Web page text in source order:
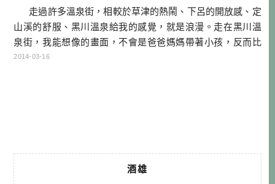
走過許多溫泉街，相較於草津的熱鬧、下呂的開放感、定
山溪的舒服、黑川溫泉給我的感覺，就是浪漫。走在黑川溫
泉街，我能想像的畫面，不會是爸爸媽媽帶著小孩，反而比
較像是夫妻情侶、或是女孩子跟閨中密友會去的地方。實際
2014-03-16
酒雄